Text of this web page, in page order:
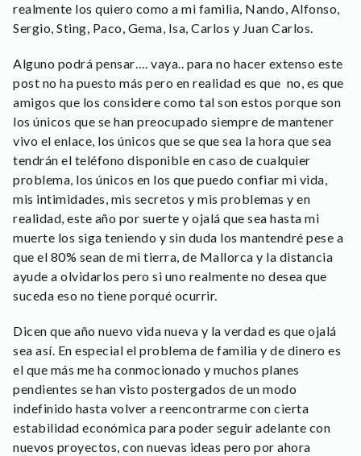
realmente los quiero como a mi familia, Nando, Alfonso,
Sergio, Sting, Paco, Gema, Isa, Carlos y Juan Carlos.
Alguno podrá pensar…. vaya.. para no hacer extenso este
post no ha puesto más pero en realidad es que no, es que
amigos que los considere como tal son estos porque son
los únicos que se han preocupado siempre de mantener
vivo el enlace, los únicos que se que sea la hora que sea
tendrán el teléfono disponible en caso de cualquier
problema, los únicos en los que puedo confiar mi vida,
mis intimidades, mis secretos y mis problemas y en
realidad, este año por suerte y ojalá que sea hasta mi
muerte los siga teniendo y sin duda los mantendré pese a
que el 80% sean de mi tierra, de Mallorca y la distancia
ayude a olvidarlos pero si uno realmente no desea que
suceda eso no tiene porqué ocurrir.
Dicen que año nuevo vida nueva y la verdad es que ojalá
sea así. En especial el problema de familia y de dinero es
el que más me ha conmocionado y muchos planes
pendientes se han visto postergados de un modo
indefinido hasta volver a reencontrarme con cierta
estabilidad económica para poder seguir adelante con
nuevos proyectos, con nuevas ideas pero por ahora